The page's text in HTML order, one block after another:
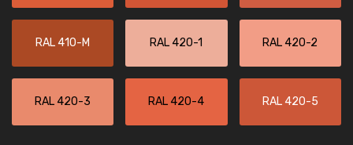
RAL 410-M RAL 420-1 RAL 420-2
RAL 420-3 RAL 420-4 RAL 420-5